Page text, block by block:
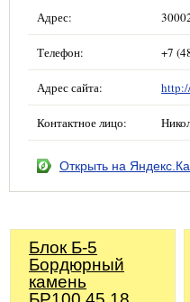
Адрес:
Телефон: +7
Адрес сайта:
Контактное лицо:
Открыть на
Блок Б-5
Бордюрный
камень